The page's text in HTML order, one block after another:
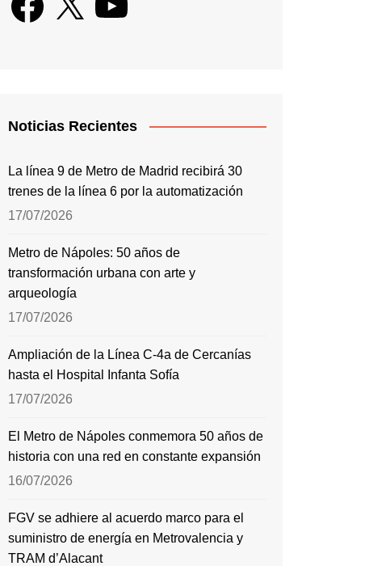
Noticias Recientes
La línea 9 de Metro de Madrid recibirá 30
trenes de la línea 6 por la automatización
17/07/2026
Metro de Nápoles: 50 años de
transformación urbana con arte y
arqueología
17/07/2026
Ampliación de la Línea C-4a de Cercanías
hasta el Hospital Infanta Sofía
17/07/2026
El Metro de Nápoles conmemora 50 años de
historia con una red en constante expansión
16/07/2026
FGV se adhiere al acuerdo marco para el
suministro de energía en Metrovalencia y
TRAM d’Alacant